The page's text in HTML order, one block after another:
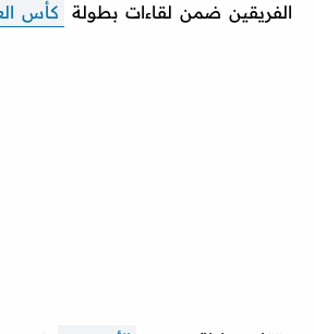
الفريقين ضمن لقاءات بطولة
كأس